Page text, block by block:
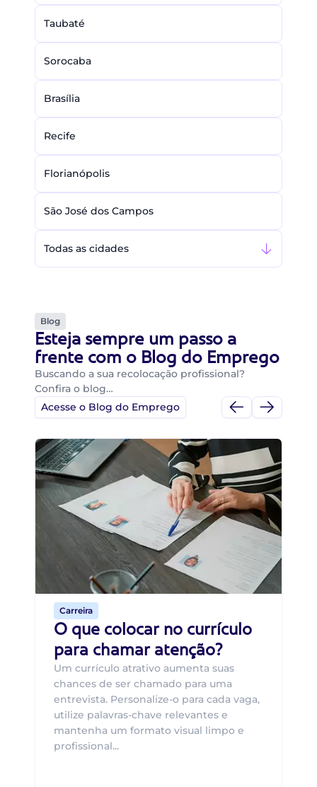
Taubaté
Sorocaba
Brasília
Recife
Florianópolis
São José dos Campos
Todas as cidades
Blog
Esteja sempre um passo a
frente com o Blog do Emprego
Buscando a sua recolocação profissional?
Confira o blog…
Acesse o Blog do Emprego
Carreira
O que colocar no currículo
para chamar atenção?
Um currículo atrativo aumenta suas
chances de ser chamado para uma
entrevista. Personalize-o para cada vaga,
utilize palavras-chave relevantes e
mantenha um formato visual limpo e
profissional...